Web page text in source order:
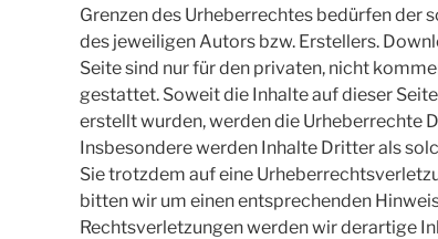
Grenzen des Urheberrechtes bedürfen der
des jeweiligen Autors bzw. Erstellers.
Seite sind nur für den privaten, nicht
gestattet. Soweit die Inhalte auf dieser
erstellt wurden, werden die Urheberrechte
Insbesondere werden Inhalte Dritter als
Sie trotzdem auf eine
bitten wir um einen entsprechenden
Rechtsverletzungen werden wir derartige